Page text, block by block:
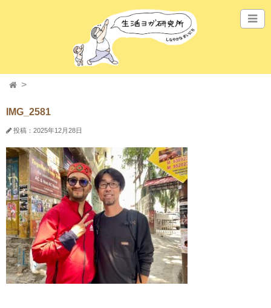
IMG_2581
投稿：2025年12月28日